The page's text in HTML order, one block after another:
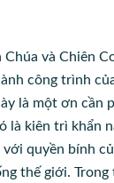
và Chiên
công trình
là một ơn cần
là kiên trì khẩn
quyền bính
thế giới.